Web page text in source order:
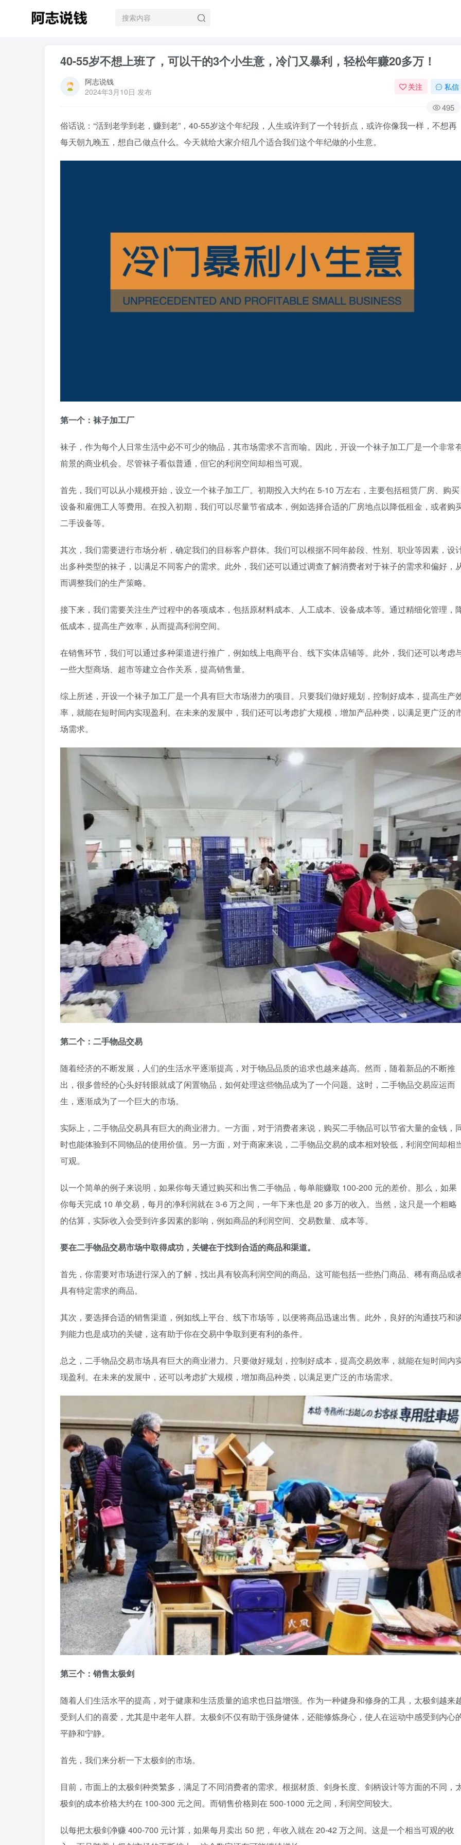
40-55岁不想上班了，可以干的3个小生意，冷门又暴利，轻松年赚20多万！
阿志说钱
2024年3月10日 发布
关注 私信
495
俗话说：“活到老学到老，赚到老”，40-55岁这个年纪段，人生或许到了一个转折点，或许你像我一样，不想再
每天朝九晚五，想自己做点什么。今天就给大家介绍几个适合我们这个年纪做的小生意。
第一个：袜子加工厂
袜子，作为每个人日常生活中必不可少的物品，其市场需求不言而喻。因此，开设一个袜子加工厂是一个非常
前景的商业机会。尽管袜子看似普通，但它的利润空间却相当可观。
首先，我们可以从小规模开始，设立一个袜子加工厂。初期投入大约在 5-10 万左右，主要包括租赁厂房、购买
设备和雇佣工人等费用。在投入初期，我们可以尽量节省成本，例如选择合适的厂房地点以降低租金，或者购
二手设备等。
其次，我们需要进行市场分析，确定我们的目标客户群体。我们可以根据不同年龄段、性别、职业等因素，设
出多种类型的袜子，以满足不同客户的需求。此外，我们还可以通过调查了解消费者对于袜子的需求和偏好，
而调整我们的生产策略。
接下来，我们需要关注生产过程中的各项成本，包括原材料成本、人工成本、设备成本等。通过精细化管理，
低成本，提高生产效率，从而提高利润空间。
在销售环节，我们可以通过多种渠道进行推广，例如线上电商平台、线下实体店铺等。此外，我们还可以考虑
一些大型商场、超市等建立合作关系，提高销售量。
综上所述，开设一个袜子加工厂是一个具有巨大市场潜力的项目。只要我们做好规划，控制好成本，提高生产
率，就能在短时间内实现盈利。在未来的发展中，我们还可以考虑扩大规模，增加产品种类，以满足更广泛的
场需求。
第二个：二手物品交易
随着经济的不断发展，人们的生活水平逐渐提高，对于物品品质的追求也越来越高。然而，随着新品的不断推
出，很多曾经的心头好转眼就成了闲置物品，如何处理这些物品成为了一个问题。这时，二手物品交易应运而
生，逐渐成为了一个巨大的市场。
实际上，二手物品交易具有巨大的商业潜力。一方面，对于消费者来说，购买二手物品可以节省大量的金钱，
时也能体验到不同物品的使用价值。另一方面，对于商家来说，二手物品交易的成本相对较低，利润空间却相
可观。
以一个简单的例子来说明，如果你每天通过购买和出售二手物品，每单能赚取 100-200 元的差价。那么，如果
你每天完成 10 单交易，每月的净利润就在 3-6 万之间，一年下来也是 20 多万的收入。当然，这只是一个粗略
的估算，实际收入会受到许多因素的影响，例如商品的利润空间、交易数量、成本等。
要在二手物品交易市场中取得成功，关键在于找到合适的商品和渠道。
首先，你需要对市场进行深入的了解，找出具有较高利润空间的商品。这可能包括一些热门商品、稀有商品或
具有特定需求的商品。
其次，要选择合适的销售渠道，例如线上平台、线下市场等，以便将商品迅速出售。此外，良好的沟通技巧和
判能力也是成功的关键，这有助于你在交易中争取到更有利的条件。
总之，二手物品交易市场具有巨大的商业潜力。只要做好规划，控制好成本，提高交易效率，就能在短时间内
现盈利。在未来的发展中，还可以考虑扩大规模，增加商品种类，以满足更广泛的市场需求。
第三个：销售太极剑
随着人们生活水平的提高，对于健康和生活质量的追求也日益增强。作为一种健身和修身的工具，太极剑越来
受到人们的喜爱，尤其是中老年人群。太极剑不仅有助于强身健体，还能修炼身心，使人在运动中感受到内心
平静和宁静。
首先，我们来分析一下太极剑的市场。
目前，市面上的太极剑种类繁多，满足了不同消费者的需求。根据材质、剑身长度、剑柄设计等方面的不同，
极剑的成本价格大约在 100-300 元之间。而销售价格则在 500-1000 元之间，利润空间较大。
以每把太极剑净赚 400-700 元计算，如果每月卖出 50 把，年收入就在 20-42 万之间。这是一个相当可观的收